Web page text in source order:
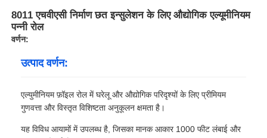
8011 एचवीएसी निर्माण छत इन्सुलेशन के लिए औद्योगिक एल्यूमीनियम
पन्नी रोल
वर्णन:
उत्पाद वर्णन:
एल्युमीनियम फ़ॉइल रोल में घरेलू और औद्योगिक परिदृश्यों के लिए प्रीमियम
गुणवत्ता और विस्तृत विशिष्टता अनुकूलन क्षमता है।
यह विविध आयामों में उपलब्ध है, जिसका मानक आकार 1000 फीट लंबाई और